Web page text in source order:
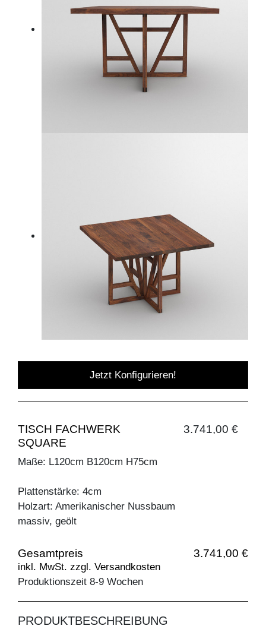
Jetzt Konfigurieren!
TISCH FACHWERK
SQUARE
3.741,00 €
Maße: L120cm B120cm H75cm
Plattenstärke: 4cm
Holzart: Amerikanischer Nussbaum
massiv, geölt
Gesamtpreis 3.741,00 €
inkl. MwSt. zzgl. Versandkosten
Produktionszeit 8-9 Wochen
PRODUKTBESCHREIBUNG